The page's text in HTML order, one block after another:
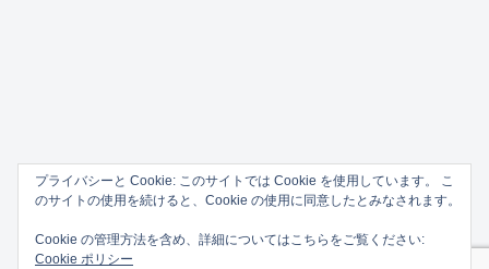
プライバシーと Cookie: このサイトでは Cookie を使用しています。 こ
のサイトの使用を続けると、Cookie の使用に同意したとみなされます。
Cookie の管理方法を含め、詳細についてはこちらをご覧ください:
Cookie ポリシー